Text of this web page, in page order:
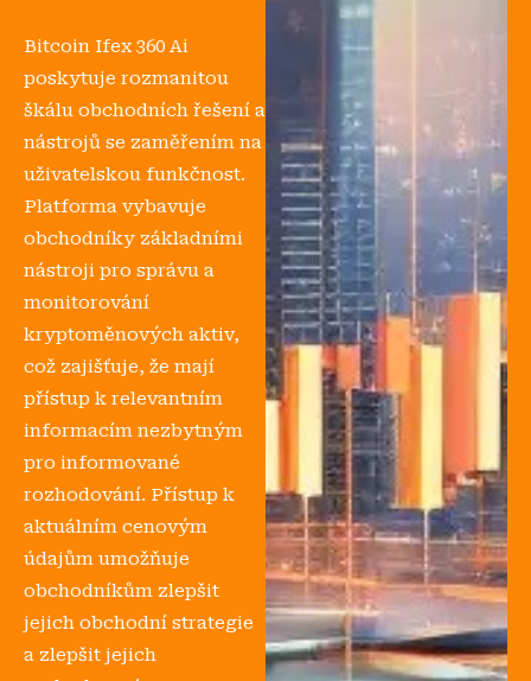
Bitcoin Ifex 360 Ai
poskytuje rozmanitou
škálu obchodních řešení a
nástrojů se zaměřením na
uživatelskou funkčnost.
Platforma vybavuje
obchodníky základními
nástroji pro správu a
monitorování
kryptoměnových aktiv,
což zajišťuje, že mají
přístup k relevantním
informacím nezbytným
pro informované
rozhodování. Přístup k
aktuálním cenovým
údajům umožňuje
obchodníkům zlepšit
jejich obchodní strategie
a zlepšit jejich